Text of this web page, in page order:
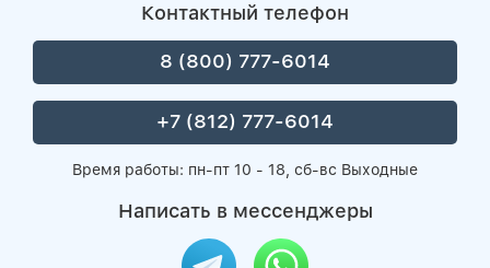
Контактный телефон
8 (800) 777-6014
+7 (812) 777-6014
Время работы: пн-пт 10 - 18, сб-вс Выходные
Написать в мессенджеры